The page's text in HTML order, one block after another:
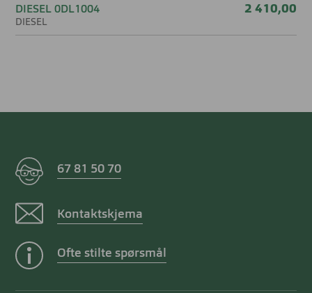
moderne skandinavisk design.
DIESEL 0DL1004
DIESEL
2 410,00
67 81 50 70
Kontaktskjema
Ofte stilte spørsmål